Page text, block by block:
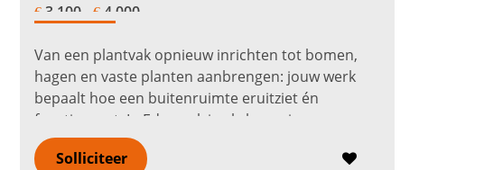
€ 3.100 -€ 4.000
Van een plantvak opnieuw inrichten tot bomen,
hagen en vaste planten aanbrengen: jouw werk
bepaalt hoe een buitenruimte eruitziet én
functioneert. In Ede werk je als hovenier aan
openbaar groen en terreinen van be...
Solliciteer